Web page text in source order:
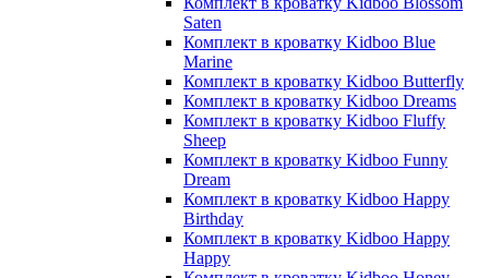
Saten
Комплект в кроватку Kidboo Blue
Marine
Комплект в кроватку Kidboo Butterfly
Комплект в кроватку Kidboo Dreams
Комплект в кроватку Kidboo Fluffy
Sheep
Комплект в кроватку Kidboo Funny
Dream
Комплект в кроватку Kidboo Happy
Birthday
Комплект в кроватку Kidboo Happy
Happy